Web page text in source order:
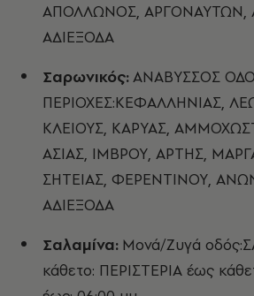
ΑΠΟΛΛΩΝΟΣ, ΑΡΓΟΝΑΥΤΩΝ,
ΑΔΙΕΞΟΔΑ
Σαρωνικός:ΑΝΑΒΥΣΣΟΣ
ΠΕΡΙΟΧΕΣ:ΚΕΦΑΛΛΗΝΙΑΣ,
ΚΛΕΙΟΥΣ, ΚΑΡΥΑΣ,
ΑΣΙΑΣ, ΙΜΒΡΟΥ, ΑΡΤΗΣ,
ΣΗΤΕΙΑΣ, ΦΕΡΕΝΤΙΝΟΥ,
ΑΔΙΕΞΟΔΑ
Σαλαμίνα: Μονά/Ζυγά
κάθετο: ΠΕΡΙΣΤΕΡΙΑ έως